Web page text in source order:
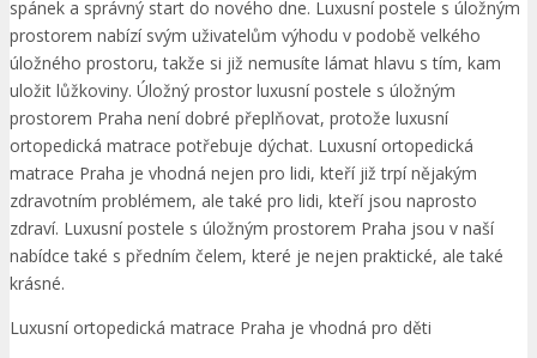
spánek a správný start do nového dne. Luxusní postele s úložným
prostorem nabízí svým uživatelům výhodu v podobě velkého
úložného prostoru, takže si již nemusíte lámat hlavu s tím, kam
uložit lůžkoviny. Úložný prostor luxusní postele s úložným
prostorem Praha není dobré přeplňovat, protože luxusní
ortopedická matrace potřebuje dýchat. Luxusní ortopedická
matrace Praha je vhodná nejen pro lidi, kteří již trpí nějakým
zdravotním problémem, ale také pro lidi, kteří jsou naprosto
zdraví. Luxusní postele s úložným prostorem Praha jsou v naší
nabídce také s předním čelem, které je nejen praktické, ale také
krásné.
Luxusní ortopedická matrace Praha je vhodná pro děti